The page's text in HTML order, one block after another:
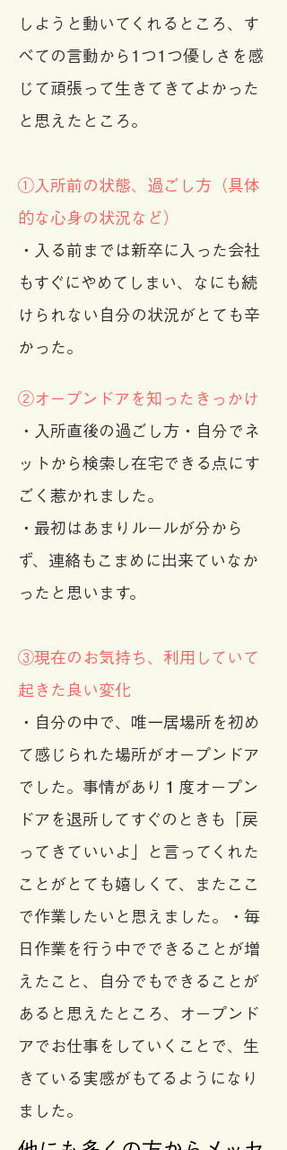
しようと動いてくれるところ、す
べての言動から1つ1つ優しさを感
じて頑張って生きてきてよかった
と思えたところ。
①入所前の状態、過ごし方（具体
的な心身の状況など）
・入る前までは新卒に入った会社
もすぐにやめてしまい、なにも続
けられない自分の状況がとても辛
かった。
②オープンドアを知ったきっかけ
・入所直後の過ごし方・自分でネ
ットから検索し在宅できる点にす
ごく惹かれました。
・最初はあまりルールが分から
ず、連絡もこまめに出来ていなか
ったと思います。
③現在のお気持ち、利用していて
起きた良い変化
・自分の中で、唯一居場所を初め
て感じられた場所がオープンドア
でした。事情があり１度オープン
ドアを退所してすぐのときも「戻
ってきていいよ」と言ってくれた
ことがとても嬉しくて、またここ
で作業したいと思えました。・毎
日作業を行う中でできることが増
えたこと、自分でもできることが
あると思えたところ、オープンド
アでお仕事をしていくことで、生
きている実感がもてるようになり
ました。